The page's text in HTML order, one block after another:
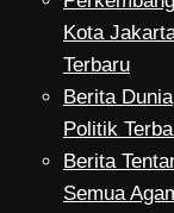
Kota
Terbaru
Berita Dunia
Politik
Berita
Semua